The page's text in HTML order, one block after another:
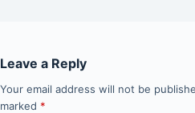
Leave a Reply
Your email address will not be
marked *